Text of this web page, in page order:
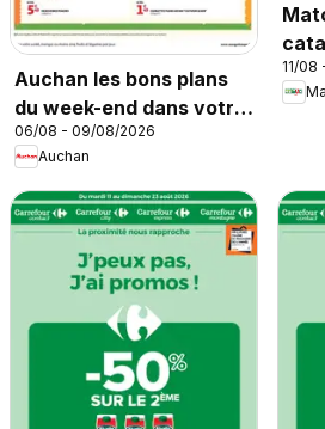
Auchan les bons plans
du week-end dans votre
super
06/08 - 09/08/2026
Auchan
11/